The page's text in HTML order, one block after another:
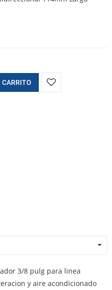
3/8 pulg para linea
y aire acondicionado